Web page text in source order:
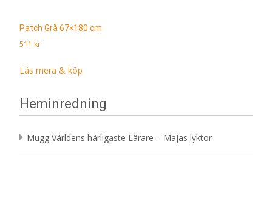
Patch Grå 67×180 cm
511 kr
Läs mera & köp
Heminredning
Mugg Världens härligaste Lärare – Majas lyktor